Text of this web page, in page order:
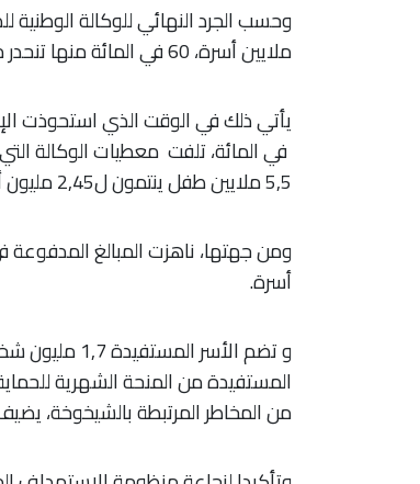
ملايين أسرة، 60 في المائة منها تنحدر من العالم القروي.
في المائة، تلفت معطيات الوكالة
5,5 ملايين طفل ينتمون ل2,45 مليون أسرة.
أسرة.
و تضم
المستفيدة من المنحة الشهرية
من المخاطر المرتبطة بالشيخوخة،